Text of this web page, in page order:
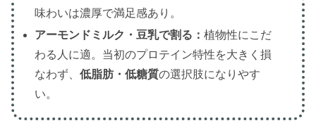
味わいは濃厚で満足感あり。
アーモンドミルク・豆乳で割る：植物性にこだ
わる人に適。当初のプロテイン特性を大きく損
なわず、低脂肪・低糖質の選択肢になりやす
い。